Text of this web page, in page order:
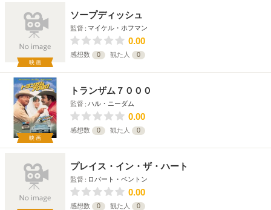
映画
ソープディッシュ
監督 マイケル・ホフマン
0.00
感想数 0 観た人 0
映画
トランザム７０００
監督 ハル・ニーダム
0.00
感想数 0 観た人 0
プレイス・イン・ザ・ハート
監督 ロバート・ベントン
0.00
感想数 0 観た人 0